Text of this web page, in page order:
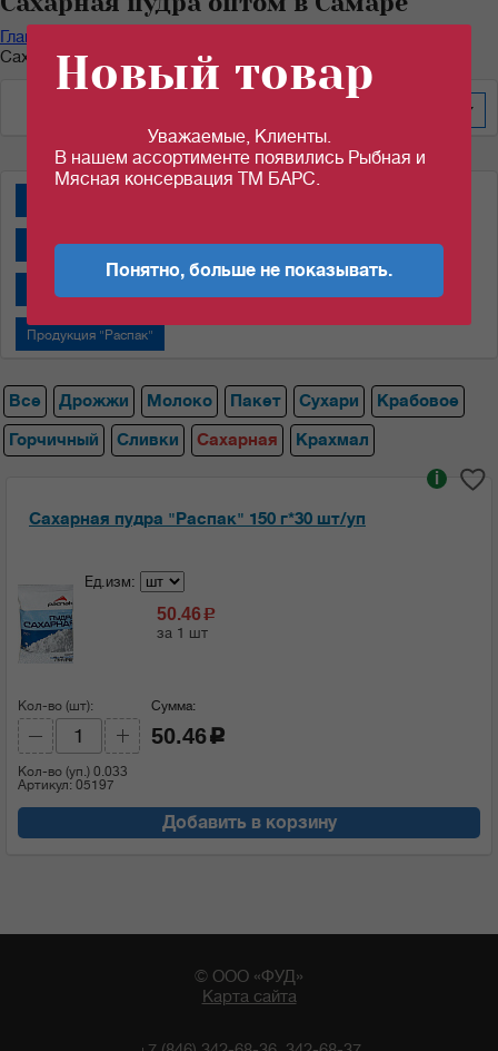
Главная
Сахарная пудра
Молоко сгущенное "Алексеевское"
Молоко сгущенное "Назаровский МКК"
Продукция "Распак"
Все Дрожжи Молоко Пакет Сухари
Крабовое
Горчичный
Сливки Сахарная Крахмал
Сахарная пудра "Распак" 150 г*30 шт/уп
i
Ед.изм:
50.46 c
за 1 шт
Кол-во (шт):
Кол-во (уп.) 0.033
Артикул: 05197
Сумма:
50.46 c
Добавить в корзину
© ООО «ФУД»
Карта сайта
Новый товар
Уважаемые, Клиенты.
В нашем ассортименте появились Рыбная и
Мясная консервация ТМ БАРС.
Понятно, больше не показывать.